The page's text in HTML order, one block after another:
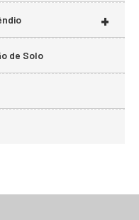
+
de Solo